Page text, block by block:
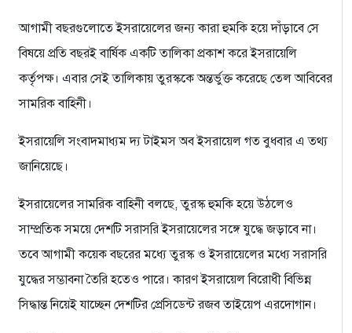
আগামী বছরগুলোতে ইসরায়েলের জন্য কারা হুমকি হয়ে দাঁড়াবে সে
বিষয়ে প্রতি বছরই বার্ষিক একটি তালিকা প্রকাশ করে ইসরায়েলি
কর্তৃপক্ষ। এবার সেই তালিকায় তুরস্ককে অন্তর্ভুক্ত করেছে তেল আবিবের
সামরিক বাহিনী।
ইসরায়েলি সংবাদমাধ্যম দ্য টাইমস অব ইসরায়েল গত বুধবার এ তথ্য
জানিয়েছে।
ইসরায়েলের সামরিক বাহিনী বলছে, তুরস্ক হুমকি হয়ে উঠলেও
সাম্প্রতিক সময়ে দেশটি সরাসরি ইসরায়েলের সঙ্গে যুদ্ধে জড়াবে না।
তবে আগামী কয়েক বছরের মধ্যে তুরস্ক ও ইসরায়েলের মধ্যে সরাসরি
যুদ্ধের সম্ভাবনা তৈরি হতেও পারে। কারণ ইসরায়েল বিরোধী বিভিন্ন
সিদ্ধান্ত নিয়েই যাচ্ছেন দেশটির প্রেসিডেন্ট রজব তাইয়েপ এরদোগান।